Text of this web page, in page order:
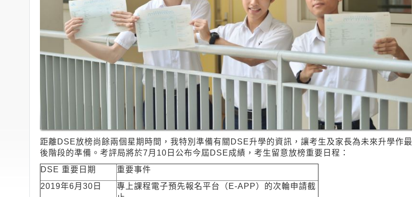
距離DSE放榜尚餘兩個星期時間，我特別準備有關DSE升學的資訊，讓考生及家長為未來升學作最
後階段的準備。考評局將於7月10日公布今屆DSE成績，考生留意放榜重要日程：
DSE 重要日期
重要事件
2019年6月30日
專上課程電子預先報名平台（E-APP）的次輪申請截